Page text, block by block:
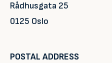
Rådhusgata 25
0125 Oslo
POSTAL ADDRESS